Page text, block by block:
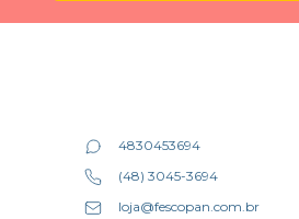
4830453694
(48) 3045-3694
loja@fescopan.com.br